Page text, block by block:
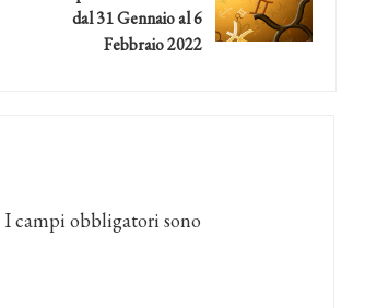
dal 31 Gennaio al 6
Febbraio 2022
I campi obbligatori sono